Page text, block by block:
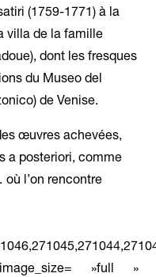
(1759-1771) à la
villa de la famille
dont les fresques
du Museo del
de Venise.
œuvres achevées,
a posteriori, comme
l’on rencontre
»full »